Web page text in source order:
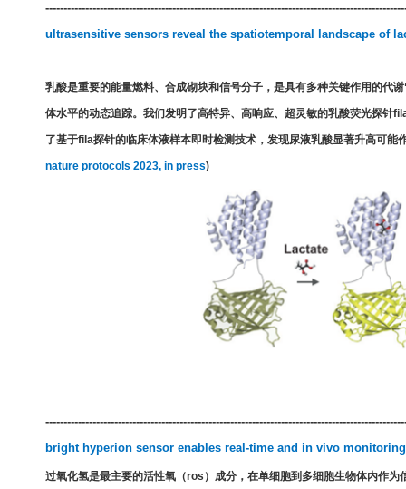
ultrasensitive sensors reveal the spatiotemporal landscape of
乳酸是重要的能量燃料、合成砌块和信号分子，是具有多种关键作用的代
体水平的动态追踪。我们发明了高特异、高响应、超灵敏的乳酸荧光探针
了基于fila探针的临床体液样本即时检测技术，发现尿液乳酸显著升高可能
nature protocols 2023, in press)
bright hyperion sensor enables real-time and in vivo
过氧化氢是最主要的活性氧（ros ）成分，在单细胞到多细胞生物体内作